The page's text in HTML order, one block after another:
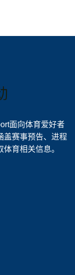
面向体育爱好者
盖赛事预告、进程
育相关信息。